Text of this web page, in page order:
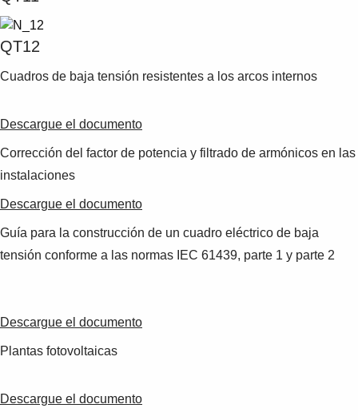
QT12
Cuadros de baja tensión resistentes a los arcos internos
Descargue el documento
Corrección del factor de potencia y filtrado de armónicos en las
instalaciones
Descargue el documento
Guía para la construcción de un cuadro eléctrico de baja
tensión conforme a las normas IEC 61439, parte 1 y parte 2
Descargue el documento
Plantas fotovoltaicas
Descargue el documento